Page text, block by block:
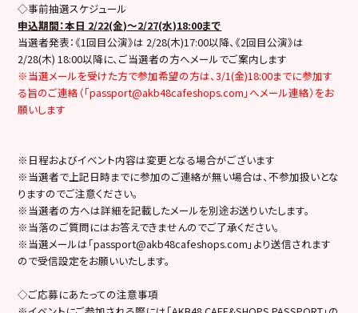
◇事前抽選スケジュール
申込期間：本日 2/22(金)～2/27(水)18:00まで
当選者発表：《1回目公演》は 2/28(木)17:00以降、《2回目公演》は
2/28(木) 18:00以降に、ご当選者の方へメールでご案内します
※当選メールを受けた方で参加希望の方は、3/1(金)18:00までに参加す
る旨のご連絡（「passport@akb48cafeshops.com」へメール連絡）をお
願いします
※日程およびイベント内容は変更となる場合がございます
※当選者で上記日時までに参加のご連絡が無い場合は、不参加扱いとな
りますのでご注意ください。
※当選者の方へは詳細を記載したメールを別途お送りいたします。
※当落のご質問にはお答えできませんのでご了承ください。
※当選メールは「passport@akb48cafeshops.com」より送信されます
ので受信設定をお願いいたします。
◇ご応募にあたっての注意事項